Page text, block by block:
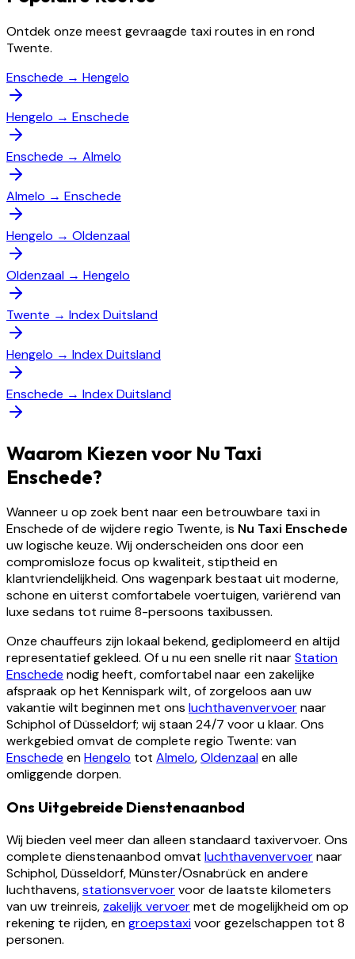
Ontdek onze meest gevraagde taxi routes in en rond
Twente.
Enschede → Hengelo
Hengelo → Enschede
Enschede → Almelo
Almelo → Enschede
Hengelo → Oldenzaal
Oldenzaal → Hengelo
Twente → Index Duitsland
Hengelo → Index Duitsland
Enschede → Index Duitsland
Waarom Kiezen voor Nu Taxi
Enschede?
Wanneer u op zoek bent naar een betrouwbare taxi in
Enschede of de wijdere regio Twente, is Nu Taxi Enschede
uw logische keuze. Wij onderscheiden ons door een
compromisloze focus op kwaliteit, stiptheid en
klantvriendelijkheid. Ons wagenpark bestaat uit moderne,
schone en uiterst comfortabele voertuigen, variërend van
luxe sedans tot ruime 8-persoons taxibussen.
Onze chauffeurs zijn lokaal bekend, gediplomeerd en altijd
representatief gekleed. Of u nu een snelle rit naarStation
Enschede nodig heeft, comfortabel naar een zakelijke
afspraak op het Kennispark wilt, of zorgeloos aan uw
vakantie wilt beginnen met ons luchthavenvervoernaar
Schiphol of Düsseldorf; wij staan 24/7 voor u klaar. Ons
werkgebied omvat de complete regio Twente: van
Enschede enHengelo tot Almelo,Oldenzaalen alle
omliggende dorpen.
Ons Uitgebreide Dienstenaanbod
Wij bieden veel meer dan alleen standaard taxivervoer. Ons
complete dienstenaanbod omvat luchthavenvervoernaar
Schiphol, Düsseldorf, Münster/Osnabrück en andere
luchthavens,stationsvervoervoor de laatste kilometers
van uw treinreis, zakelijk vervoermet de mogelijkheid om op
rekening te rijden, engroepstaxivoor gezelschappen tot 8
personen.